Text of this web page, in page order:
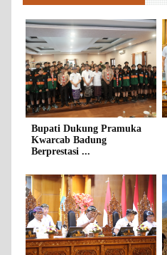
Bupati Dukung Pramuka
Kwarcab Badung
Berprestasi ...